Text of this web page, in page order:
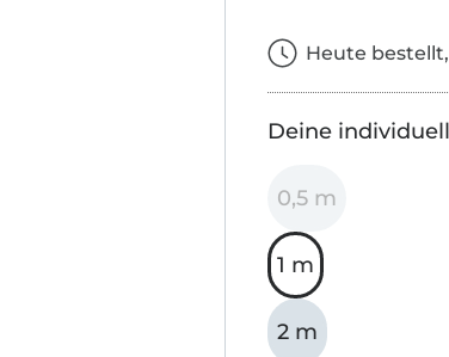
Heute bestellt,
Deine
0,5 m
1 m
2 m